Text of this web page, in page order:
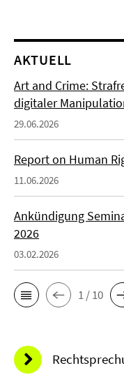
AKTUELL
Art and Crime:
digitaler
29.06.2026
Report on Human
11.06.2026
Ankündigung
2026
03.02.2026
1 / 10